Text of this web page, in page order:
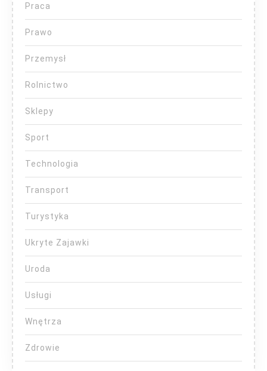
Praca
Prawo
Przemysł
Rolnictwo
Sklepy
Sport
Technologia
Transport
Turystyka
Ukryte Zajawki
Uroda
Usługi
Wnętrza
Zdrowie